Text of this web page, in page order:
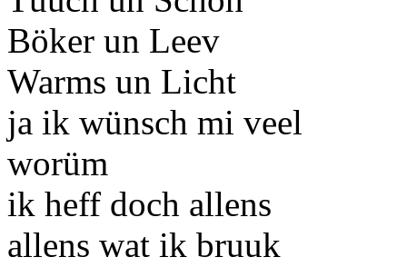
Böker un Leev
Warms un Licht
ja ik wünsch mi veel
worüm
ik heff doch allens
allens wat ik bruuk